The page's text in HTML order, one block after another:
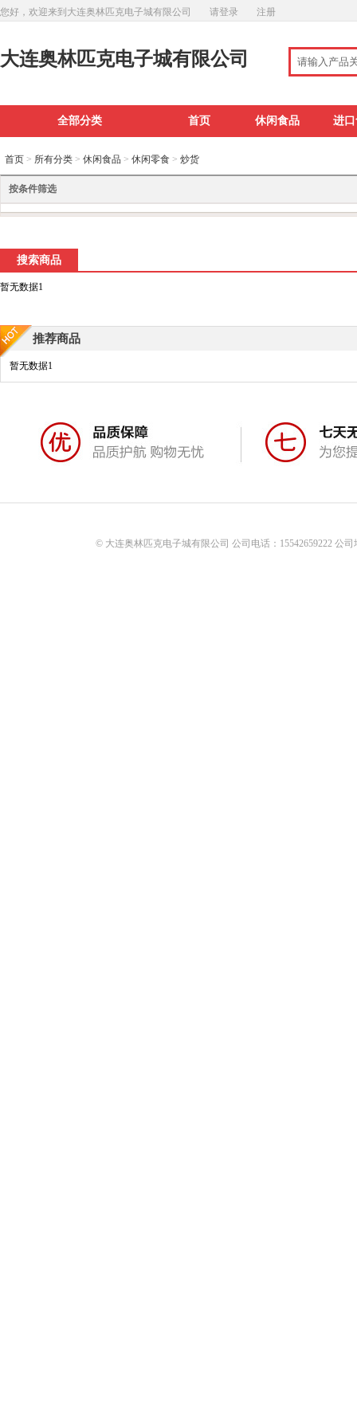
您好，欢迎来到大连奥林匹克电子城有限公司 请登录 注册
大连奥林匹克电子城有限公司
全部分类 首页 休闲食品 进
首页 > 所有分类 > 休闲食品 > 休闲零食 > 炒货
按条件筛选
搜索商品
暂无数据1
推荐商品
暂无数据1
© 大连奥林匹克电子城有限公司 公司电话：15542659222 公